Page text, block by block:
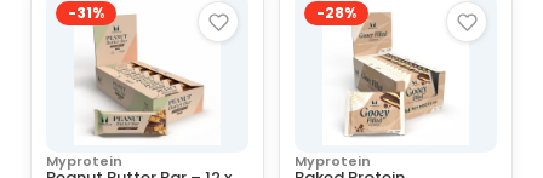
-31%
Myprotein
-28%
Myprotein